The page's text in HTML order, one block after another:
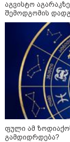
აგვისტო
შემოდგომის
ფული ამ
გამდიდრდება?